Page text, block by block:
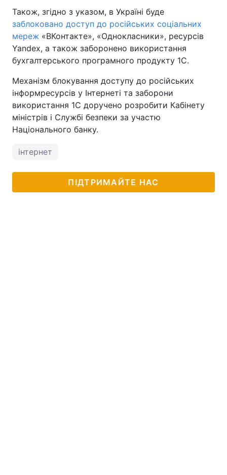
Також, згідно з указом, в Україні буде
заблоковано доступ до російських соціальних
мереж «ВКонтакте», «Однокласники», ресурсів
Yandex, а також заборонено використання
бухгалтерського програмного продукту 1С.
Механізм блокування доступу до російських
інформресурсів у Інтернеті та заборони
використання 1С доручено розробити Кабінету
міністрів і Службі безпеки за участю
Національного банку.
інтернет
ПІДТРИМАЙТЕ НАС